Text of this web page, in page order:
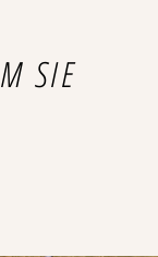
SIE